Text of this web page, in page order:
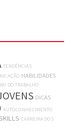
TENDÊNCIAS
HABILIDADES
DO TRABALHO
DICAS
AUTOCONHECIMENTO
CARREIRA DOS